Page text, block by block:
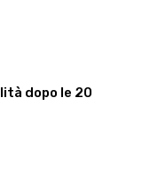
dopo le 20